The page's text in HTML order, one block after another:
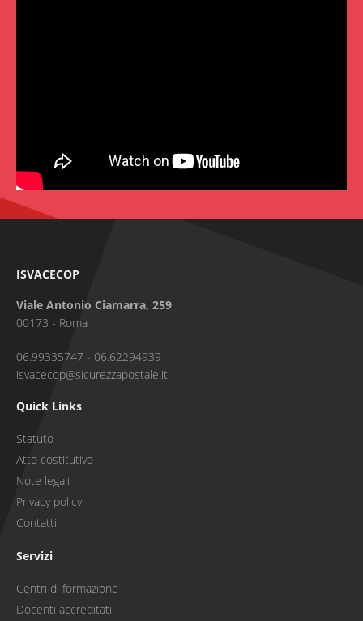
ISVACECOP
Viale Antonio Ciamarra, 259
00173 - Roma
06.99335747 - 06.62294939
isvacecop@sicurezzapostale.it
Quick Links
Statuto
Atto costitutivo
Note legali
Privacy policy
Contatti
Servizi
Centri di formazione
Docenti accreditati